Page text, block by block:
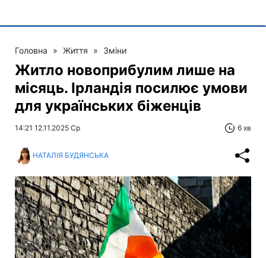
Головна » Життя » Зміни
Житло новоприбулим лише на
місяць. Ірландія посилює умови
для українських біженців
14:21 12.11.2025 Ср 6 хв
НАТАЛІЯ БУДЯНСЬКА